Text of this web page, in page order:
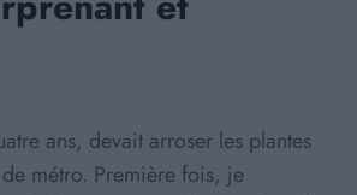
ans, devait arroser les plantes
métro. Première fois, je